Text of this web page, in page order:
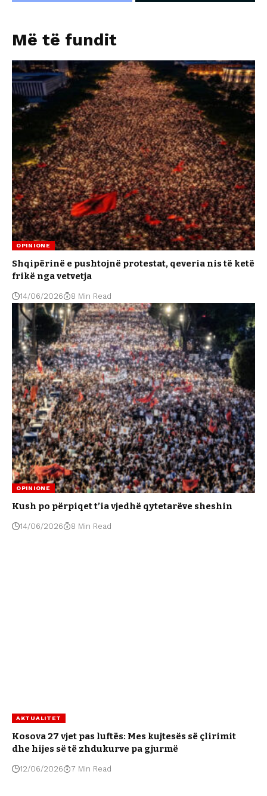
Më të fundit
OPINIONE
Shqipërinë e pushtojnë protestat, qeveria nis të ketë
frikë nga vetvetja
14/06/2026 8 Min Read
OPINIONE
Kush po përpiqet t’ia vjedhë qytetarëve sheshin
14/06/2026 8 Min Read
AKTUALITET
Kosova 27 vjet pas luftës: Mes kujtesës së çlirimit
dhe hijes së të zhdukurve pa gjurmë
12/06/2026 7 Min Read